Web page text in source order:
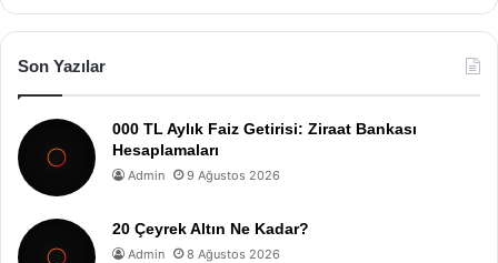
Son Yazılar
000 TL Aylık Faiz Getirisi: Ziraat Bankası
Hesaplamaları
Admin 9 Ağustos 2026
20 Çeyrek Altın Ne Kadar?
Admin 8 Ağustos 2026